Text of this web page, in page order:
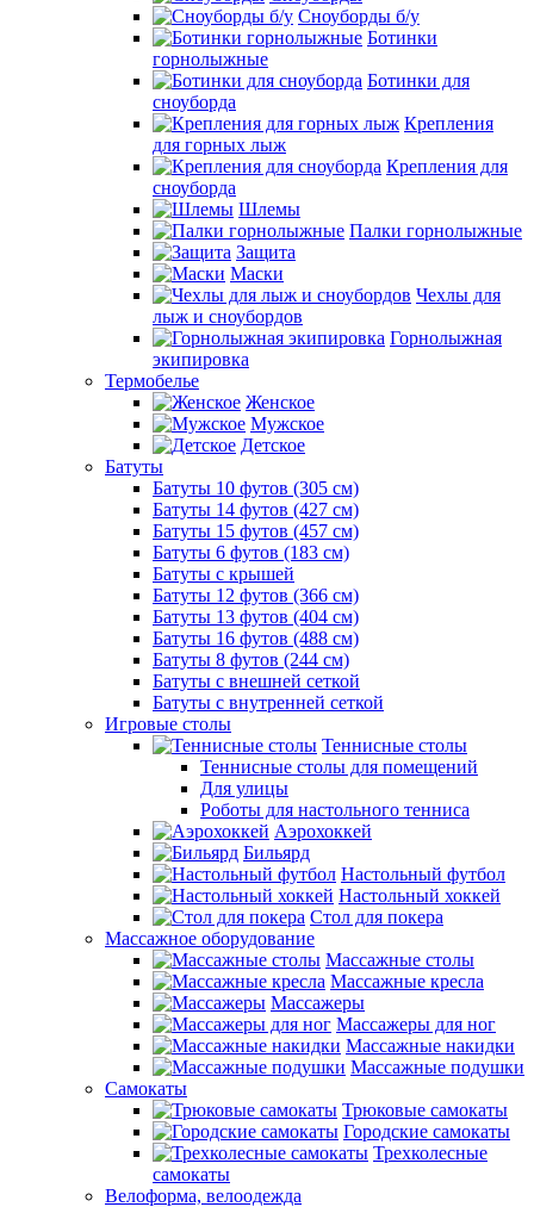
Сноуборды б/у
Ботинки
горнолыжные
Ботинки для
сноуборда
Крепления
для горных лыж
Крепления для
сноуборда
Шлемы
Палки горнолыжные
Защита
Маски
Чехлы для
лыж и сноубордов
Горнолыжная
экипировка
Термобелье
Женское
Мужское
Детское
Батуты
Батуты 10 футов (305 см)
Батуты 14 футов (427 см)
Батуты 15 футов (457 см)
Батуты 6 футов (183 см)
Батуты с крышей
Батуты 12 футов (366 см)
Батуты 13 футов (404 см)
Батуты 16 футов (488 см)
Батуты 8 футов (244 см)
Батуты с внешней сеткой
Батуты с внутренней сеткой
Игровые столы
Теннисные столы
Теннисные столы для помещений
Для улицы
Роботы для настольного тенниса
Аэрохоккей
Бильярд
Настольный футбол
Настольный хоккей
Стол для покера
Массажное оборудование
Массажные столы
Массажные кресла
Массажеры
Массажеры для ног
Массажные накидки
Массажные подушки
Самокаты
Трюковые самокаты
Городские самокаты
Трехколесные
самокаты
Велоформа, велоодежда